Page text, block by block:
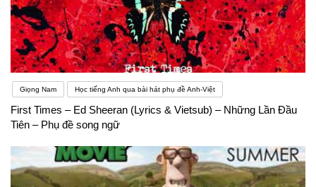
Giọng Nam Học tiếng Anh qua bài hát phụ đề Anh-Việt
First Times – Ed Sheeran (Lyrics & Vietsub) – Những Lần Đầu
Tiên – Phụ đề song ngữ